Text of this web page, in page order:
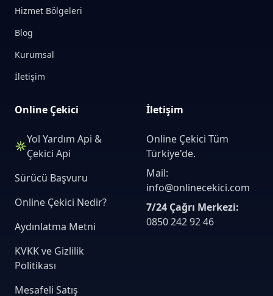
Hizmet Bölgeleri
Blog
Kurumsal
İletişim
Online Çekici
Yol Yardım Api &
Çekici Api
Sürücü Başvuru
Online Çekici Nedir?
Aydınlatma Metni
KVKK ve Gizlilik
Politikası
Mesafeli Satış
İletişim
Online Çekici Tüm
Türkiye'de.
Mail:
info@onlinecekici.com
7/24 Çağrı Merkezi:
0850 242 92 46